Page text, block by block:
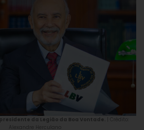
da Legião da Boa Vontade.
| Crédito:
Alexandre Herculano